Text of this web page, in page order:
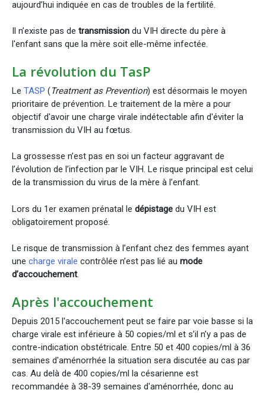
aujourd’hui indiquée en cas de troubles de la fertilité.
Il n’existe pas de transmission du VIH directe du père à
l'enfant sans que la mère soit elle-même infectée.
La révolution du TasP
Le TASP (Treatment as Prevention) est désormais le moyen
prioritaire de prévention. Le traitement de la mère a pour
objectif d'avoir une charge virale indétectable afin d'éviter la
transmission du VIH au fœtus.
La grossesse n’est pas en soi un facteur aggravant de
l’évolution de l’infection par le VIH. Le risque principal est celui
de la transmission du virus de la mère à l’enfant.
Lors du 1er examen prénatal le dépistage du VIH est
obligatoirement proposé.
Le risque de transmission à l’enfant chez des femmes ayant
une charge virale contrôlée n’est pas lié au mode
d’accouchement.
Après l'accouchement
Depuis 2015 l'accouchement peut se faire par voie basse si la
charge virale est inférieure à 50 copies/ml et s’il n’y a pas de
contre-indication obstétricale. Entre 50 et 400 copies/ml à 36
semaines d'aménorrhée la situation sera discutée au cas par
cas. Au delà de 400 copies/ml la césarienne est
recommandée à 38-39 semaines d'aménorrhée, donc au